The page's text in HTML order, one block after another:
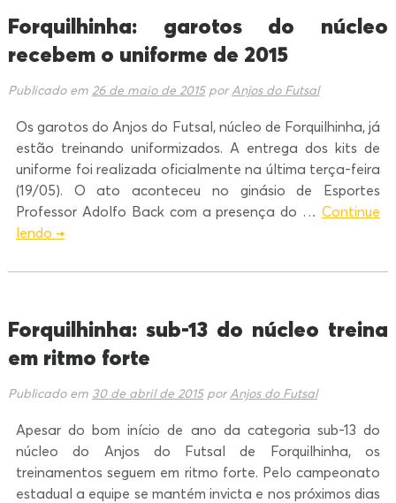
Forquilhinha: garotos do núcleo
recebem o uniforme de 2015
Publicado em 26 de maio de 2015 por Anjos do Futsal
Os garotos do Anjos do Futsal, núcleo de Forquilhinha, já
estão treinando uniformizados. A entrega dos kits de
uniforme foi realizada oficialmente na última terça-feira
(19/05). O ato aconteceu no ginásio de Esportes
Professor Adolfo Back com a presença do … Continue
lendo →
Forquilhinha: sub-13 do núcleo treina
em ritmo forte
Publicado em 30 de abril de 2015 por Anjos do Futsal
Apesar do bom início de ano da categoria sub-13 do
núcleo do Anjos do Futsal de Forquilhinha, os
treinamentos seguem em ritmo forte. Pelo campeonato
estadual a equipe se mantém invicta e nos próximos dias